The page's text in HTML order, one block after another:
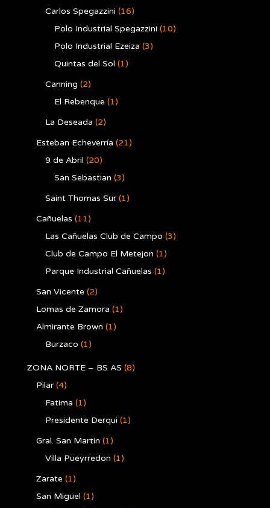
Carlos Spegazzini (16)
Polo Industrial Spegazzini (10)
Polo Industrial Ezeiza (3)
Quintas del Sol (1)
Canning (2)
El Rebenque (1)
La Deseada (2)
Esteban Echeverría (21)
9 de Abril (20)
San Sebastian (3)
Saint Thomas Sur (1)
Cañuelas (11)
Las Cañuelas Club de Campo (3)
Club de Campo El Metejon (1)
Parque Industrial Cañuelas (1)
San Vicente (2)
Lomas de Zamora (1)
Almirante Brown (1)
Burzaco (1)
ZONA NORTE – BS AS (8)
Pilar (4)
Fatima (1)
Presidente Derqui (1)
Gral. San Martin (1)
Villa Pueyrredon (1)
Zarate (1)
San Miguel (1)